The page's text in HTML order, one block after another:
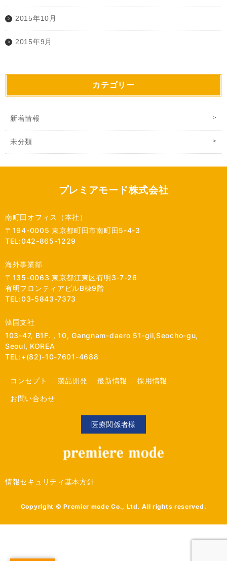
2015年10月
2015年9月
カテゴリー
新着情報
未分類
プレミアモード株式会社
南町田オフィス（本社）
〒194-0005 東京都町田市南町田5-4-3
TEL:042-865-1229
海外事業部
〒135-0063 東京都江東区有明3-7-26
有明フロンティアビルB棟9階
TEL:03-5843-7373
韓国支社
103-47, B1F. , 10, Gangnam-daero 51-gil,Seocho-gu,
Seoul, KOREA
TEL:+(82)-10-7601-4688
コンセプト 製品開発 最新情報 採用情報
お問い合わせ
医療関係者様
情報セキュリティ基本方針
Copyright © Premier mode Co., Ltd. All rights reserved.